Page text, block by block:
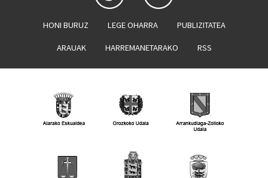
HONI BURUZ LEGE OHARRA PUBLIZITATEA
ARAUAK HARREMANETARAKO RSS